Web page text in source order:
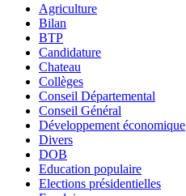
Agriculture
Bilan
BTP
Candidature
Chateau
Collèges
Conseil Départemental
Conseil Général
Développement économique
Divers
DOB
Education populaire
Elections présidentielles